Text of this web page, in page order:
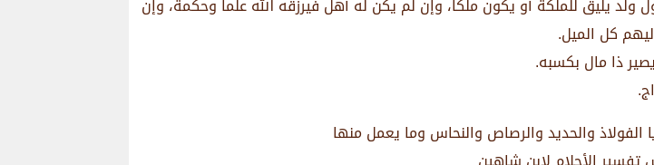
يليق للملكة أو يكون ملكا، وإن لم يكن له أهل فيرزقه الله علماً وحكمة، وإن
كل الميل.
ذا مال بكسبه.
والحديد والرصاص والنحاس وما يعمل منها